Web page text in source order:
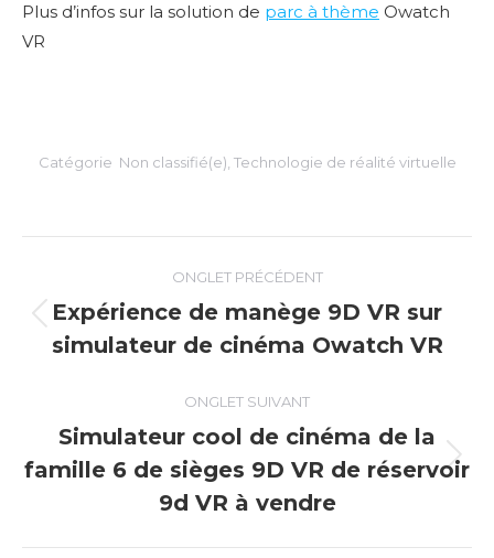
Plus d’infos sur la solution de parc à thème Owatch
VR
Catégorie Non classifié(e) Technologie de réalité virtuelle
Navigation
de
commentaire
ONGLET PRÉCÉDENT
Onglet
précédent
Expérience de manège 9D VR sur
simulateur de cinéma Owatch VR
ONGLET SUIVANT
Onglet
suivant
Simulateur cool de cinéma de la
famille 6 de sièges 9D VR de réservoir
9d VR à vendre